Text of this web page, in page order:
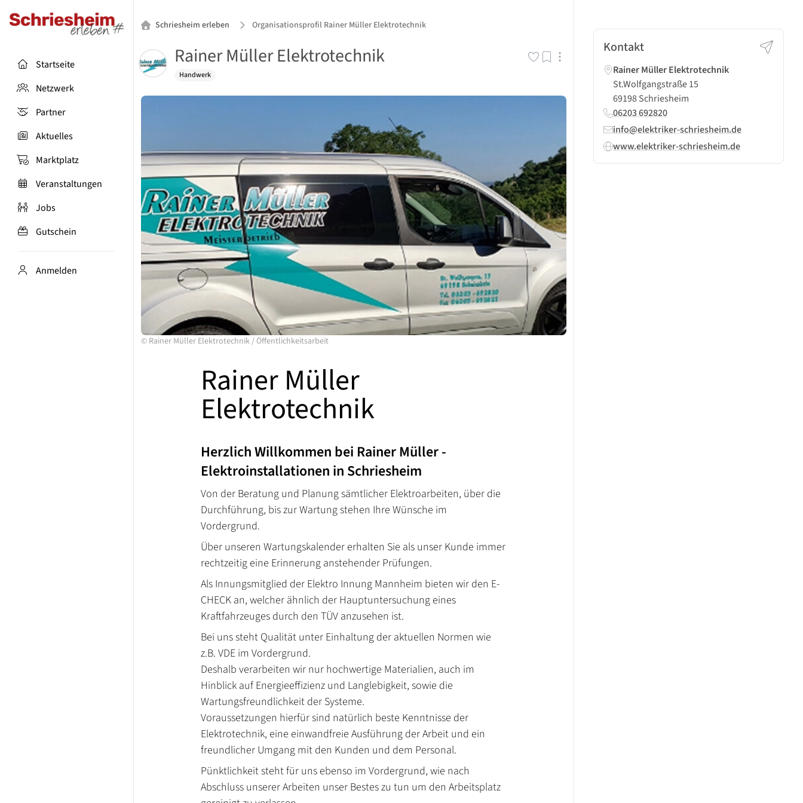
Startseite
Netzwerk
Partner
Aktuelles
Marktplatz
Veranstaltungen
Jobs
Gutschein
Anmelden
Schriesheim erleben Organisationsprofil Rainer Müller Elektrotechnik
Rainer Müller Elektrotechnik
Handwerk
© Rainer Müller Elektrotechnik/Öffentlichkeitsarbeit
Rainer Müller
Elektrotechnik
Herzlich Willkommen bei Rainer Müller -
Elektroinstallationen in Schriesheim
Von der Beratung und Planung sämtlicher Elektroarbeiten, über die
Durchführung, bis zur Wartung stehen Ihre Wünsche im
Vordergrund.
Über unseren Wartungskalender erhalten Sie als unser Kunde immer
rechtzeitig eine Erinnerung anstehender Prüfungen.
Als Innungsmitglied der Elektro Innung Mannheim bieten wir den E-
CHECK an, welcher ähnlich der Hauptuntersuchung eines
Kraftfahrzeuges durch den TÜV anzusehen ist.
Bei uns steht Qualität unter Einhaltung der aktuellen Normen wie
z.B. VDE im Vordergrund.
Deshalb verarbeiten wir nur hochwertige Materialien, auch im
Hinblick auf Energieeffizienz und Langlebigkeit, sowie die
Wartungsfreundlichkeit der Systeme.
Voraussetzungen hierfür sind natürlich beste Kenntnisse der
Elektrotechnik, eine einwandfreie Ausführung der Arbeit und ein
freundlicher Umgang mit den Kunden und dem Personal.
Pünktlichkeit steht für uns ebenso im Vordergrund, wie nach
Abschluss unserer Arbeiten unser Bestes zu tun um den Arbeitsplatz
Kontakt
Rainer Müller Elektrotechnik
St.Wolfgangstraße 15
69198 Schriesheim
06203 692820
info@elektriker-schriesheim.de
www.elektriker-schriesheim.de